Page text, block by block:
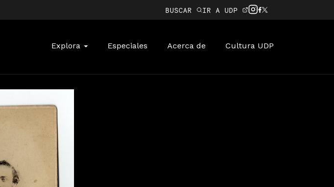
BUSCAR IR A UDP
Explora Especiales Acerca de Cultura UDP